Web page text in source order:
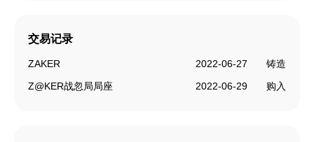
交易记录
ZAKER 2022-06-27
铸造
Z@KER战忽局局座
2022-06-29 购入